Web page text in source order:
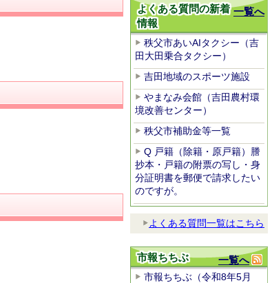
一覧へ
よくある質問の新着
情報
秩父市あいAIタクシー（吉
田大田乗合タクシー）
吉田地域のスポーツ施設
やまなみ会館（吉田農村環
境改善センター）
秩父市補助金等一覧
Q 戸籍（除籍・原戸籍）謄
抄本・戸籍の附票の写し・身
分証明書を郵便で請求したい
のですが。
よくある質問一覧はこちら
一覧へ
市報ちちぶ
市報ちちぶ（令和8年5月